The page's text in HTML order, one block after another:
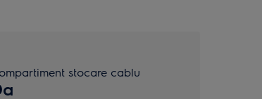
stocare cablu